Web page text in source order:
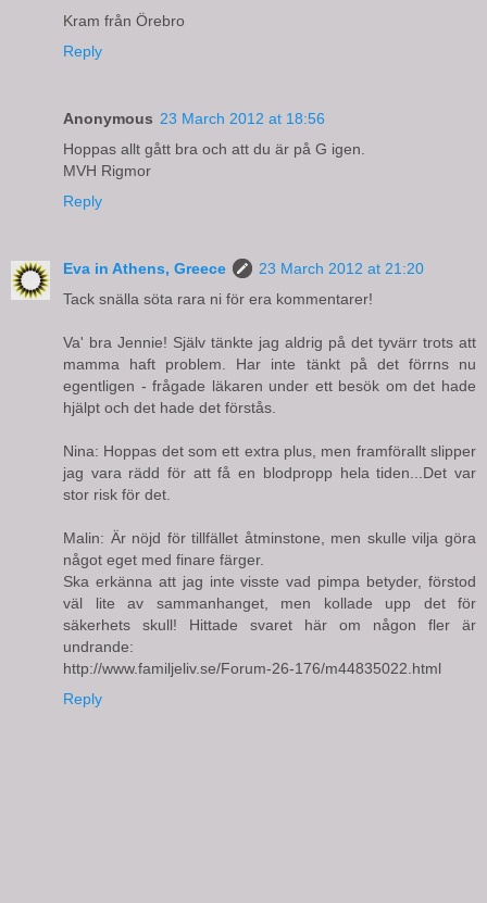
Kram från Örebro
Reply
Anonymous 23 March 2012 at 18:56
Hoppas allt gått bra och att du är på G igen.
MVH Rigmor
Reply
Eva in Athens, Greece
23 March 2012 at 21:20
Tack snälla söta rara ni för era kommentarer!
Va' bra Jennie! Själv tänkte jag aldrig på det tyvärr trots att
mamma haft problem. Har inte tänkt på det förrns nu
egentligen - frågade läkaren under ett besök om det hade
hjälpt och det hade det förstås.
Nina: Hoppas det som ett extra plus, men framförallt slipper
jag vara rädd för att få en blodpropp hela tiden...Det var
stor risk för det.
Malin: Är nöjd för tillfället åtminstone, men skulle vilja göra
något eget med finare färger.
Ska erkänna att jag inte visste vad pimpa betyder, förstod
väl lite av sammanhanget, men kollade upp det för
säkerhets skull! Hittade svaret här om någon fler är
undrande:
http://www.familjeliv.se/Forum-26-176/m44835022.html
Reply